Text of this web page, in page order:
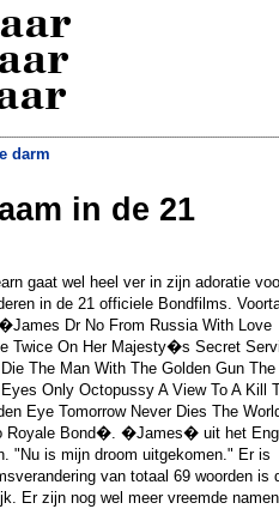
darm
vrijt minder en met meer
»
in de 21
gaat wel heel ver in zijn adoratie
in de 21 officiele Bondfilms.
Dr No From Russia With Love
Twice On Her Majesty�s Secret
The Man With The Golden Gun
Only Octopussy A View To A Kill
Eye Tomorrow Never Dies The
Royale Bond�. �James� uit het
"Nu is mijn droom uitgekomen." Er is
van totaal 69 woorden is
Er zijn nog wel meer vreemde